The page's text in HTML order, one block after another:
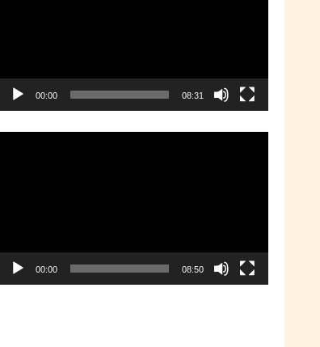
00:00 08:31
00:00 08:50